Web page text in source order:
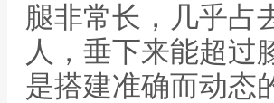
腿非常长，几乎占
人，垂下来能超过
是搭建准确而动态